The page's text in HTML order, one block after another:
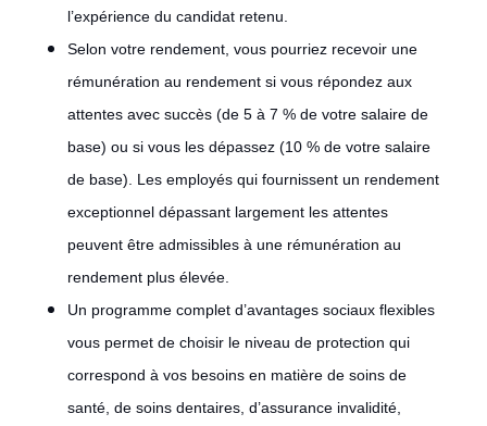
l’expérience du candidat retenu.
Selon votre rendement, vous pourriez recevoir une
rémunération au rendement si vous répondez aux
attentes avec succès (de 5 à 7 % de votre salaire de
base) ou si vous les dépassez (10 % de votre salaire
de base). Les employés qui fournissent un rendement
exceptionnel dépassant largement les attentes
peuvent être admissibles à une rémunération au
rendement plus élevée.
Un programme complet d’avantages sociaux flexibles
vous permet de choisir le niveau de protection qui
correspond à vos besoins en matière de soins de
santé, de soins dentaires, d’assurance invalidité,